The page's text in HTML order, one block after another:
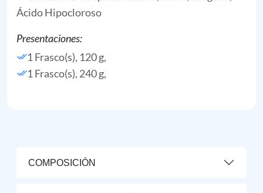
Ácido Hipocloroso
Presentaciones:
1 Frasco(s), 120 g,
1 Frasco(s), 240 g,
COMPOSICIÓN